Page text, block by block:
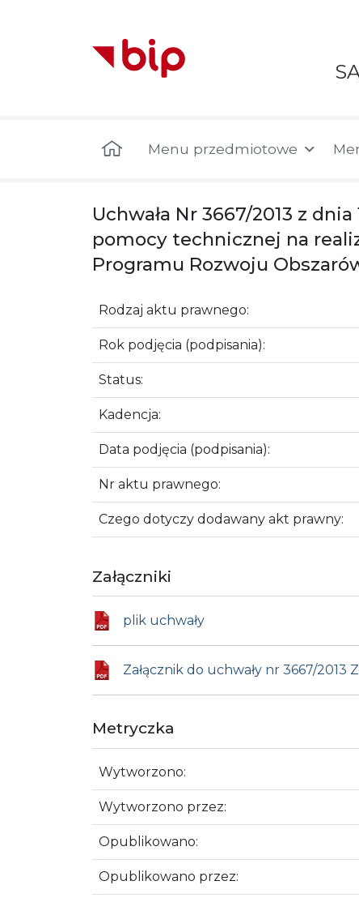
Menu przedmiotowe
Uchwała Nr 3667/2013 z
pomocy technicznej na
Programu Rozwoju
Rodzaj aktu prawnego:
Rok podjęcia (podpisania):
Status:
Kadencja:
Data podjęcia (podpisania):
Nr aktu prawnego:
Czego dotyczy dodawany akt prawny:
Załączniki
plik uchwały
Załącznik do uchwały nr 3667/
Metryczka
Wytworzono:
Wytworzono przez:
Opublikowano:
Opublikowano przez: